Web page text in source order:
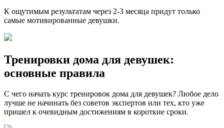
К ощутимым результатам через 2-3 месяца придут только
самые мотивированные девушки.
Тренировки дома для девушек:
основные правила
С чего начать курс тренировок дома для девушек? Любое дело
лучше не начинать без советов экспертов или тех, кто уже
пришел к очевидным достижениям в короткие сроки.